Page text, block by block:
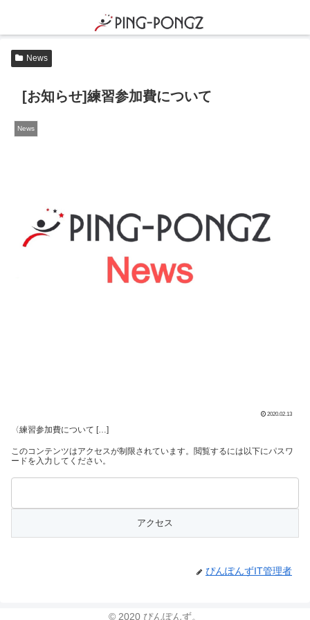
News
[お知らせ]練習参加費について
News
2020.02.13
〈練習参加費について […]
このコンテンツはアクセスが制限されています。閲覧するには以下にパスワ
ードを入力してください。
ぴんぽんずIT管理者
© 2020 ぴんぽんず。